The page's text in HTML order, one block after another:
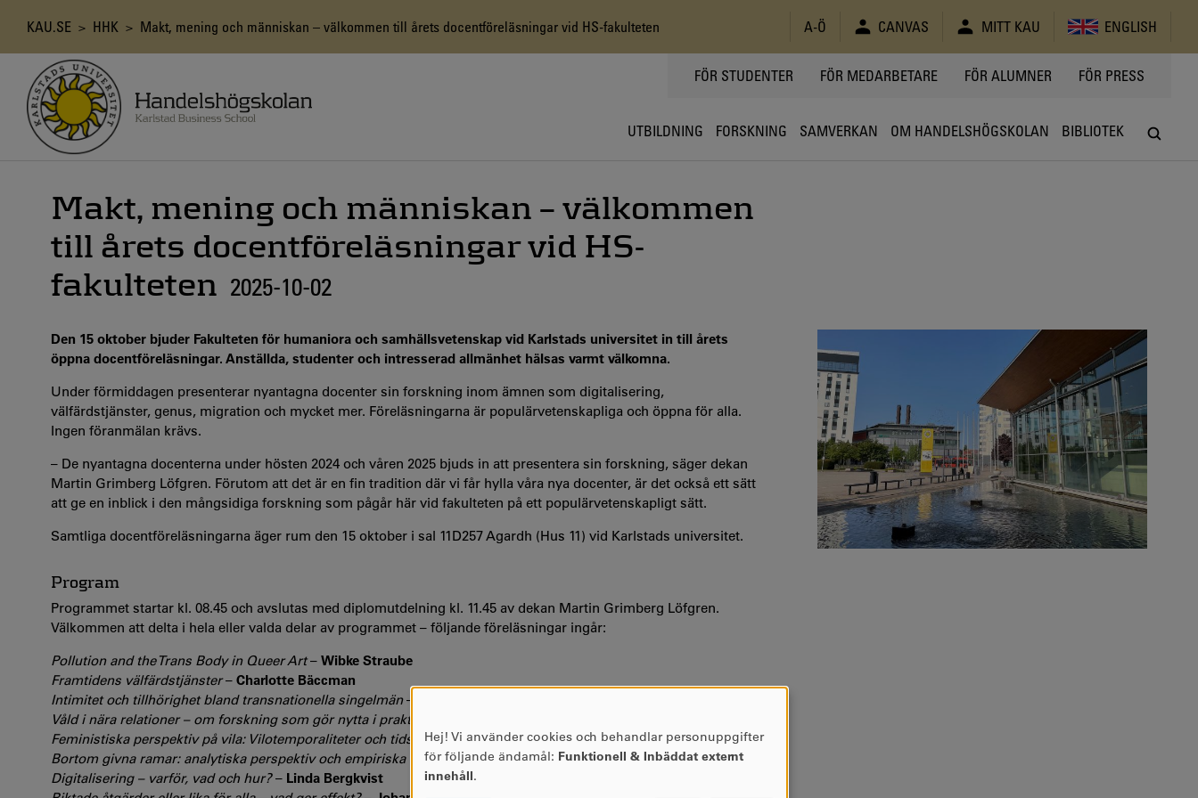
Länkstig
KAU.SE > HHK > Makt, mening och människan – välkommen till årets docentföreläsningar vid HS-fakulteten A-Ö CANVAS MITT KAU ENGLISH
TOPPMENY
FÖR STUDENTER FÖR MEDARBETARE FÖR ALUMNER FÖR PRESS
UTBILDNING FORSKNING SAMVERKAN OM HANDELSHÖGSKOLAN BIBLIOTEK
Makt, mening och människan – välkommen
till årets docentföreläsningar vid HS-
fakulteten 2025-10-02
Den 15 oktober bjuder Fakulteten för humaniora och samhällsvetenskap vid Karlstads universitet in till årets
öppna docentföreläsningar. Anställda, studenter och intresserad allmänhet hälsas varmt välkomna.
Under förmiddagen presenterar nyantagna docenter sin forskning inom ämnen som digitalisering,
välfärdstjänster, genus, migration och mycket mer. Föreläsningarna är populärvetenskapliga och öppna för alla.
Ingen föranmälan krävs.
– De nyantagna docenterna under hösten 2024 och våren 2025 bjuds in att presentera sin forskning, säger dekan
Martin Grimberg Löfgren. Förutom att det är en fin tradition där vi får hylla våra nya docenter, är det också ett sätt
att ge en inblick i den mångsidiga forskning som pågår här vid fakulteten på ett populärvetenskapligt sätt.
Samtliga docentföreläsningarna äger rum den 15 oktober i sal 11D257 Agardh (Hus 11) vid Karlstads universitet.
Program
Programmet startar kl. 08.45 och avslutas med diplomutdelning kl. 11.45 av dekan Martin Grimberg Löfgren.
Välkommen att delta i hela eller valda delar av programmet – följande föreläsningar ingår:
Pollution and the Trans Body in Queer Art– Wibke Straube
Framtidens välfärdstjänster– Charlotte Bäccman
Intimitet och tillhörighet bland transnationella singelmän–
Våld i nära relationer – om forskning som gör nytta i praktiken
Feministiska perspektiv på vila: Vilotemporaliteter och tidspolitik– Klara Goedecke
Bortom givna ramar: analytiska perspektiv och empiriska insikter–Alexandre Sukhov
Digitalisering – varför, vad och hur?– Linda Bergkvist
Användning
av
Hej! Vi använder cookies och behandlar personuppgifter
för följande ändamål: Funktionell & Inbäddat externt
innehåll.